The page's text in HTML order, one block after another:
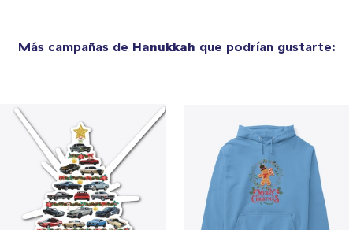
Más campañas de Hanukkah que podrían gustarte: